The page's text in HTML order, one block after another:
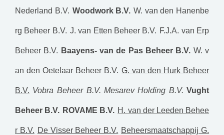
Nederland B.V. Woodwork B.V. W. van den Hanenbe
rg Beheer B.V. J. van Etten Beheer B.V. F.J.A. van Erp
Beheer B.V. Baayens- van de Pas Beheer B.V. W. v
an den Oetelaar Beheer B.V. G. van den Hurk Beheer
B.V. Vobra Beheer B.V. Mesarev Holding B.V. Vught
Beheer B.V. ROVAME B.V. H. van der Leeden Behee
r B.V. De Visser Beheer B.V. Beheersmaatschappij G.